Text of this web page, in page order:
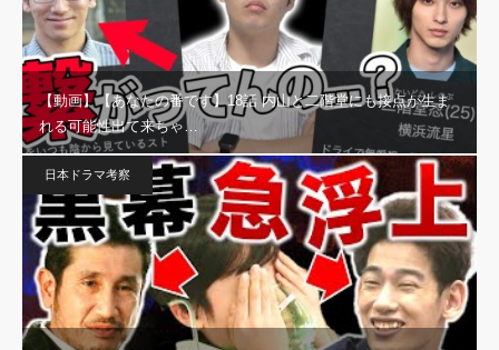
【動画】【あなたの番です】18話 内山と二階堂にも接点が生ま
れる可能性出て来ちゃ…
日本ドラマ考察